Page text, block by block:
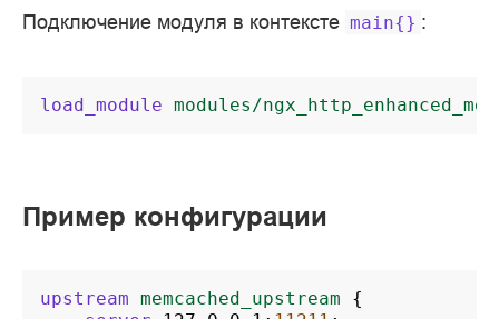
Подключение модуля в контексте main{} :
load_module modules/
Пример конфигурации
upstream memcached_upstream
{